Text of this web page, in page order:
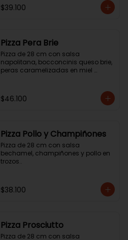
$39.100
Pizza Pera Brie
Pizza de 28 cm con salsa
napolitana, bocconcinis queso brie,
peras caramelizadas en miel
$46.100
Pizza Pollo y Champiñones
Pizza de 28 cm con salsa
bechamel, champiñones y pollo en
trozos..
$38.100
Pizza Prosciutto
Pizza de 28 cm con salsa